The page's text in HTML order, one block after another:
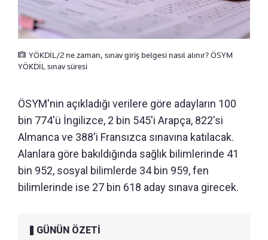
YÖKDİL/2 ne zaman, sınav giriş belgesi nasıl alınır? ÖSYM
YÖKDİL sınav süresi
ÖSYM'nin açıkladığı verilere göre adayların 100
bin 774'ü İngilizce, 2 bin 545'i Arapça, 822'si
Almanca ve 388'i Fransızca sınavına katılacak.
Alanlara göre bakıldığında sağlık bilimlerinde 41
bin 952, sosyal bilimlerde 34 bin 959, fen
bilimlerinde ise 27 bin 618 aday sınava girecek.
GÜNÜN ÖZETİ